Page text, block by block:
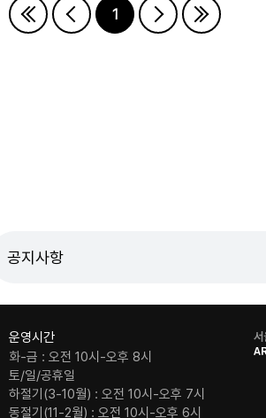
1
공지사항
운영시간
화-금 : 오전 10시-오후 8시
토/일/공휴일
하절기(3-10월) : 오전 10시-오후 7시
동절기(11-2월) : 오전 10시-오후 6시
로
고